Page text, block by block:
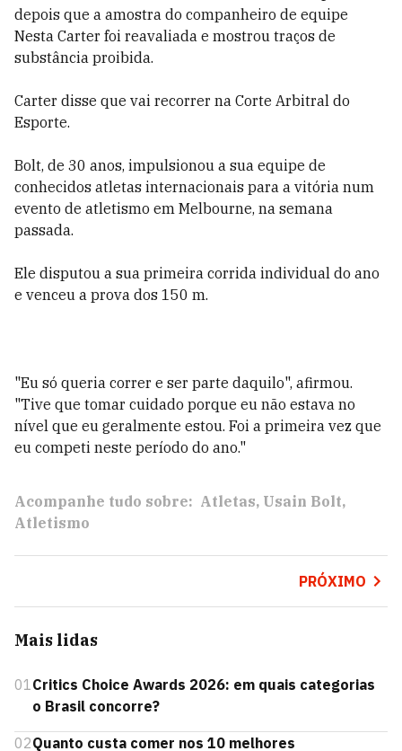
depois que a amostra do companheiro de equipe
Nesta Carter foi reavaliada e mostrou traços de
substância proibida.
Carter disse que vai recorrer na Corte Arbitral do
Esporte.
Bolt, de 30 anos, impulsionou a sua equipe de
conhecidos atletas internacionais para a vitória num
evento de atletismo em Melbourne, na semana
passada.
Ele disputou a sua primeira corrida individual do ano
e venceu a prova dos 150 m.
"Eu só queria correr e ser parte daquilo", afirmou.
"Tive que tomar cuidado porque eu não estava no
nível que eu geralmente estou. Foi a primeira vez que
eu competi neste período do ano."
Acompanhe tudo sobre: Atletas Usain Bolt
Atletismo
PRÓXIMO
Mais lidas
01Critics Choice Awards 2026: em quais categorias
o Brasil concorre?
02Quanto custa comer nos 10 melhores